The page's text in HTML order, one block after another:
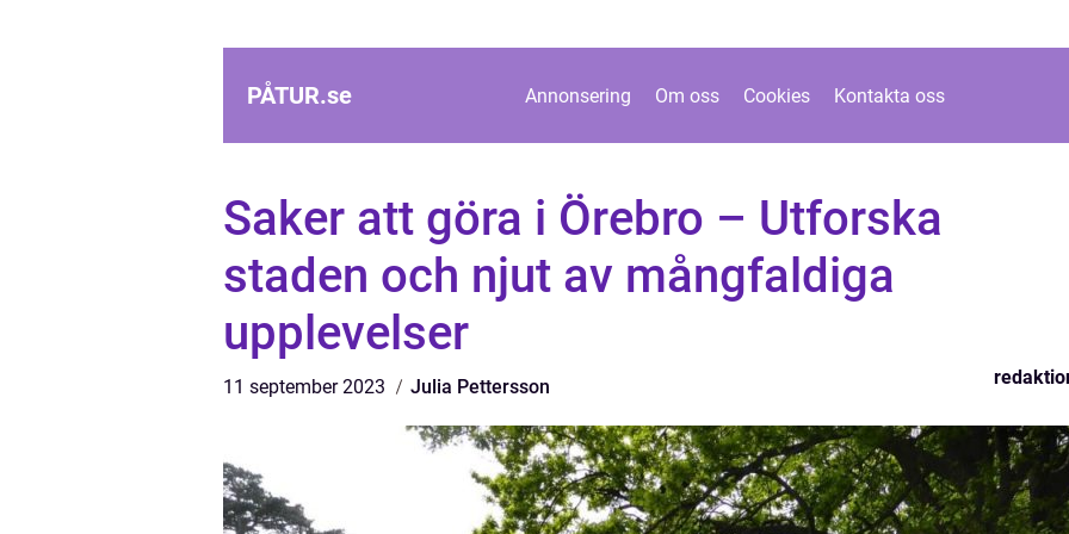
PÅTUR.se Annonsering Om oss Cookies Kontakta oss
Saker att göra i Örebro – Utforska
staden och njut av mångfaldiga
upplevelser
11 september 2023 Julia Pettersson